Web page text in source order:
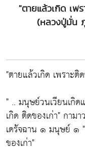
"ตายแล้วเกิด เพร
(หลวงปู่มั่น
"ตายแล้วเกิด เพราะติ
" .. มนุษย์วนเวียนเกิ
เกิด ติดของเก่า" กาม
เดรัจฉาน ๑ มนุษย์ ๑
ของเก่า"